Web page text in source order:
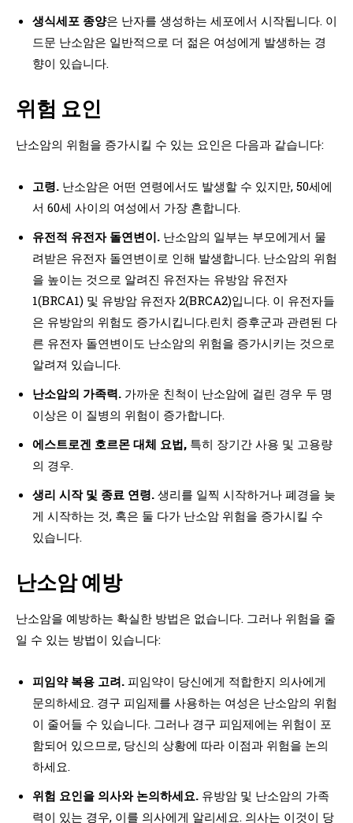
생식세포 종양은 난자를 생성하는 세포에서 시작됩니다. 이
드문 난소암은 일반적으로 더 젊은 여성에게 발생하는 경
향이 있습니다.
위험 요인
난소암의 위험을 증가시킬 수 있는 요인은 다음과 같습니다:
고령. 난소암은 어떤 연령에서도 발생할 수 있지만, 50세에
서 60세 사이의 여성에서 가장 흔합니다.
유전적 유전자 돌연변이. 난소암의 일부는 부모에게서 물
려받은 유전자 돌연변이로 인해 발생합니다. 난소암의 위험
을 높이는 것으로 알려진 유전자는 유방암 유전자
1(BRCA1) 및 유방암 유전자 2(BRCA2)입니다. 이 유전자들
은 유방암의 위험도 증가시킵니다.린치 증후군과 관련된 다
른 유전자 돌연변이도 난소암의 위험을 증가시키는 것으로
알려져 있습니다.
난소암의 가족력. 가까운 친척이 난소암에 걸린 경우 두 명
이상은 이 질병의 위험이 증가합니다.
에스트로겐 호르몬 대체 요법, 특히 장기간 사용 및 고용량
의 경우.
생리 시작 및 종료 연령. 생리를 일찍 시작하거나 폐경을 늦
게 시작하는 것, 혹은 둘 다가 난소암 위험을 증가시킬 수
있습니다.
난소암 예방
난소암을 예방하는 확실한 방법은 없습니다. 그러나 위험을 줄
일 수 있는 방법이 있습니다:
피임약 복용 고려. 피임약이 당신에게 적합한지 의사에게
문의하세요. 경구 피임제를 사용하는 여성은 난소암의 위험
이 줄어들 수 있습니다. 그러나 경구 피임제에는 위험이 포
함되어 있으므로, 당신의 상황에 따라 이점과 위험을 논의
하세요.
위험 요인을 의사와 논의하세요. 유방암 및 난소암의 가족
력이 있는 경우, 이를 의사에게 알리세요. 의사는 이것이 당